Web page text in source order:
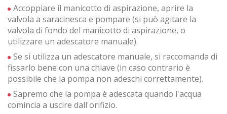
Accoppiare il manicotto di aspirazione, aprire la
valvola a saracinesca e pompare (si può agitare la
valvola di fondo del manicotto di aspirazione, o
utilizzare un adescatore manuale).
Se si utilizza un adescatore manuale, si raccomanda di
fissarlo bene con una chiave (in caso contrario è
possibile che la pompa non adeschi correttamente).
Sapremo che la pompa è adescata quando l'acqua
comincia a uscire dall'orifizio.
Consentono il monitoraggio e l'analisi del comportamento
degli utenti di questo sito web. Le informazioni raccolte
tramite questo tipo di cookie vengono utilizzate per
misurare l'attività del sito web per l'elaborazione di profili di
navigazione degli utenti al fine di introdurre miglioramenti
basati sull'analisi dei dati di utilizzo effettuati dagli utenti del
servizio. Ci consentono di salvare le informazioni sulle
preferenze dell'utente per migliorare la qualità dei nostri
servizi e offrire una migliore esperienza attraverso i
prodotti consigliati.
Marketing e pubblicità